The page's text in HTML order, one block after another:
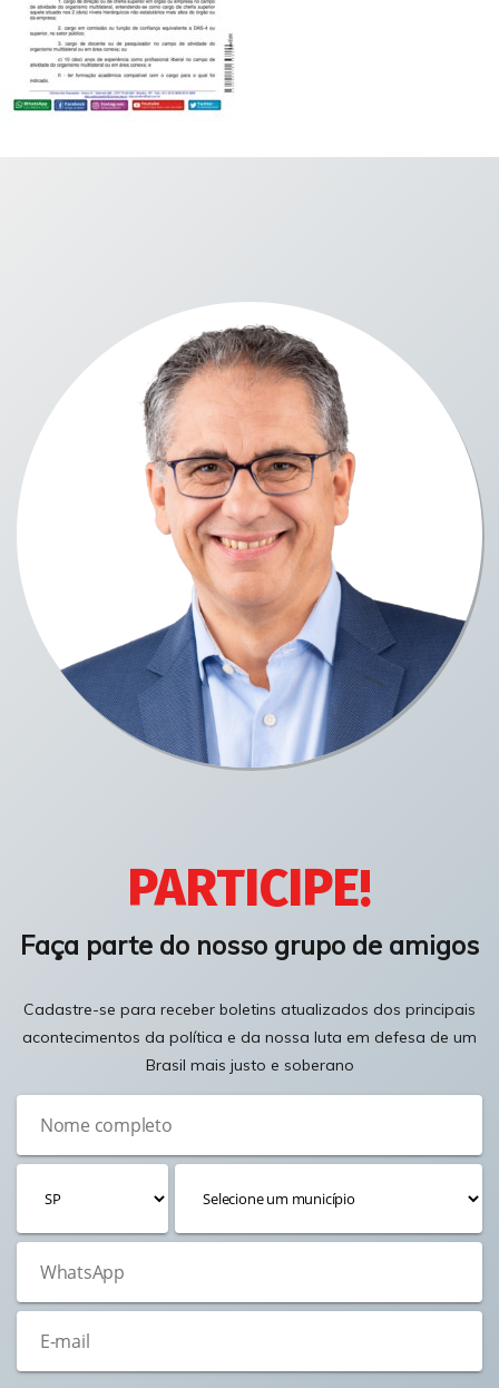
PARTICIPE!
Faça parte do nosso grupo de amigos
Cadastre-se para receber boletins atualizados dos principais
acontecimentos da política e da nossa luta em defesa de um
Brasil mais justo e soberano